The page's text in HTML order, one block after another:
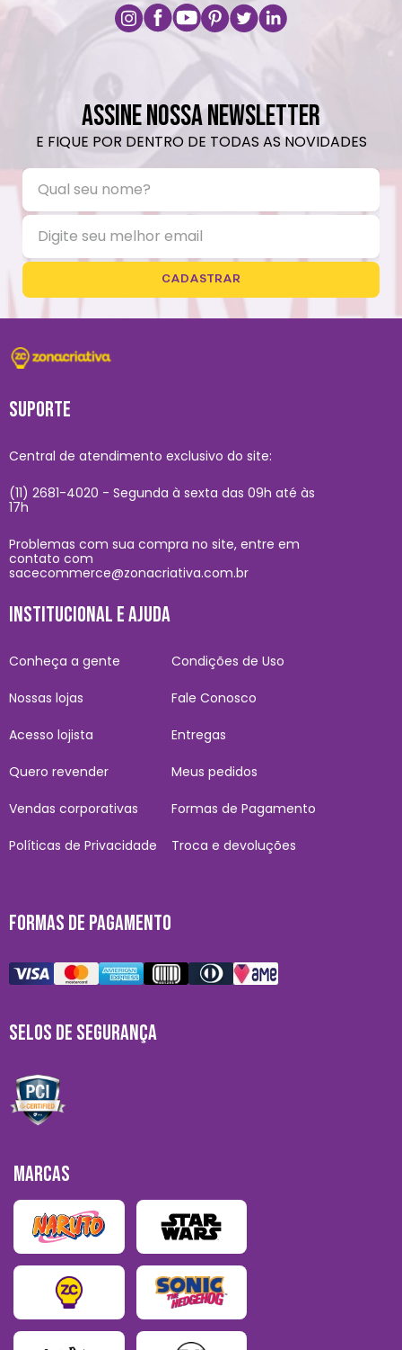
ASSINE NOSSA NEWSLETTER
E FIQUE POR DENTRO DE TODAS AS NOVIDADES
CADASTRAR
SUPORTE
Central de atendimento exclusivo do site:
(11) 2681-4020 - Segunda à sexta das 09h até às
17h
Problemas com sua compra no site, entre em
contato com
sacecommerce@zonacriativa.com.br
INSTITUCIONAL E AJUDA
Conheça a gente
Nossas lojas
Acesso lojista
Quero revender
Vendas corporativas
Políticas de Privacidade
Condições de Uso
Fale Conosco
Entregas
Meus pedidos
Formas de Pagamento
Troca e devoluções
FORMAS DE PAGAMENTO
SELOS DE SEGURANÇA
MARCAS